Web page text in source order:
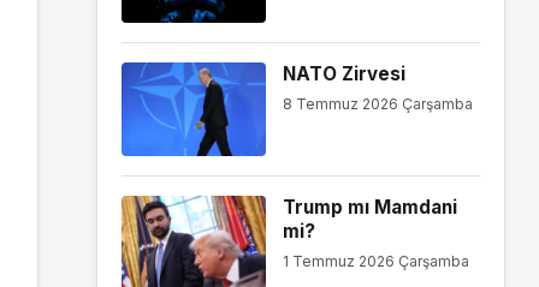
NATO Zirvesi
8 Temmuz 2026 Çarşamba
Trump mı Mamdani
mi?
1 Temmuz 2026 Çarşamba